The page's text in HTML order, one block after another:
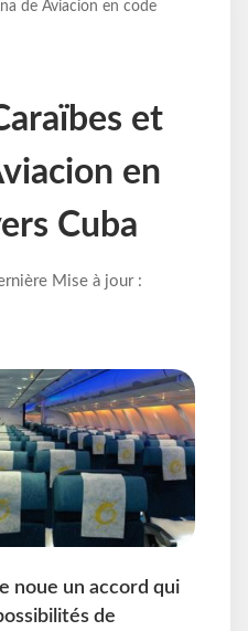
de Aviacion en code
et
en
Cuba
Mise à jour :
noue un accord qui
de